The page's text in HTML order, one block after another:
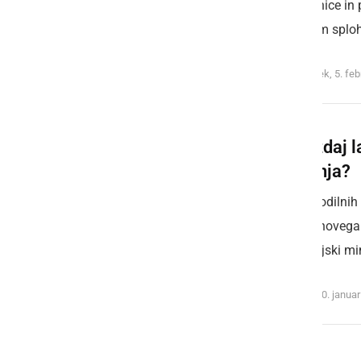
zrniresnice
tasistem
ponedeljek, 5.
Kdo zdaj
županja?
Oktet
zaradi
pri okoljski
sobota, 20.